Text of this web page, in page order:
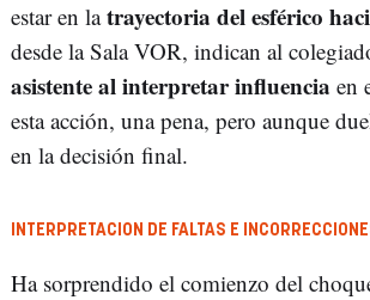
estar en latrayectoria del esférico
desde la Sala VOR, indican al
asistente al interpretar influencia en
esta acción, una pena, pero aunque
en la decisión final.
INTERPRETACION DE FALTAS E
Ha sorprendido el comienzo del